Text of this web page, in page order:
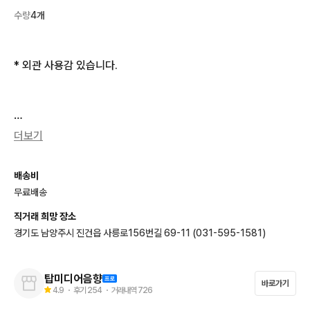
수량4개
* 외관 사용감 있습니다.
● 2.4GHz ISM 대역을 사용하는 디지털 무선 시스템으로, 복잡
● TV나 라디오 주파수 간섭으로부터 자유로우며, 24비트/48k
Hz 디지털 전송으로 음질이 매우 깨끗합니다.
● 주파수, 시간, 공간의 3중 다이버시티 기술이 적용되어 신호 끊
● 다이나믹 마이크 특유의 따뜻하고 단단한 수음이 특징이며, 보
컬 및 강연용으로 최적화되어 있습니다.
더보기
배송비
무료배송
직거래 희망 장소
경기도 남양주시 진건읍 사릉로156번길 69-11 (031-595-1581)
탑미디어음향
4.9 ・ 후기 254 ・ 거래내역 726
바로가기